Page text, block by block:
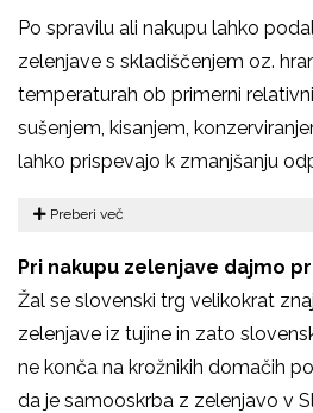
Po spravilu ali nakupu lahko
zelenjave s skladiščenjem oz.
temperaturah ob primerni
sušenjem, kisanjem,
lahko prispevajo k zmanjšanju
Preberi več
Pri nakupu zelenjave dajmo
Žal se slovenski trg velikokrat
zelenjave iz tujine in zato
ne konča na krožnikih domačih
da je samooskrba z zelenjavo v